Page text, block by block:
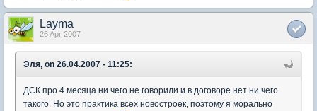
Layma
26 Apr 2007
Эля, on 26.04.2007 - 11:25:
ДСК про 4 месяца ни чего не говорили и в договоре нет ни чего
такого. Но это практика всех новостроек, поэтому я морально